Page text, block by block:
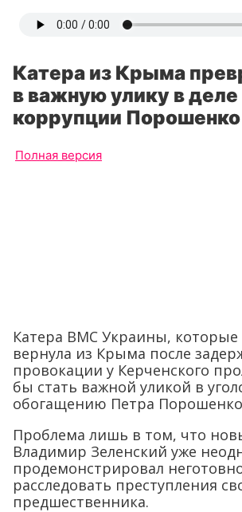
Катера из Крыма
в важную улику в деле
коррупции Порошенко
Полная версия
Катера ВМС Украины, которые
вернула из Крыма после
провокации у Керченского
бы стать важной уликой в
обогащению Петра
Проблема лишь в том, что
Владимир Зеленский уже
продемонстрировал
расследовать преступления
предшественника.